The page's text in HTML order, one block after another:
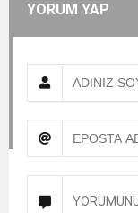
YORUM YAP